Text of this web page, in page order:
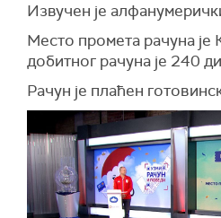
Извучен је
Место промета рачуна је
добитног рачуна је 240
Рачун је плаћен